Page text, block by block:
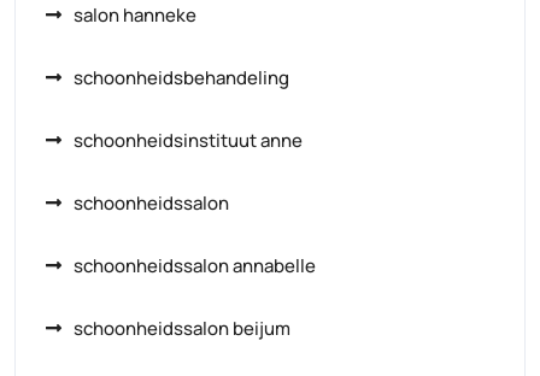
salon hanneke
schoonheidsbehandeling
schoonheidsinstituut anne
schoonheidssalon
schoonheidssalon annabelle
schoonheidssalon beijum